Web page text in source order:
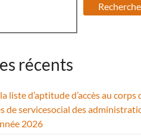
récents
liste d’aptitude d’accès au corps
de servicesocial des
2026